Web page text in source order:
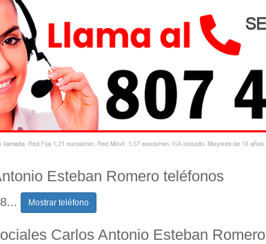
Esteban Romero teléfonos
... Mostrar teléfono
Carlos Antonio Esteban Romero